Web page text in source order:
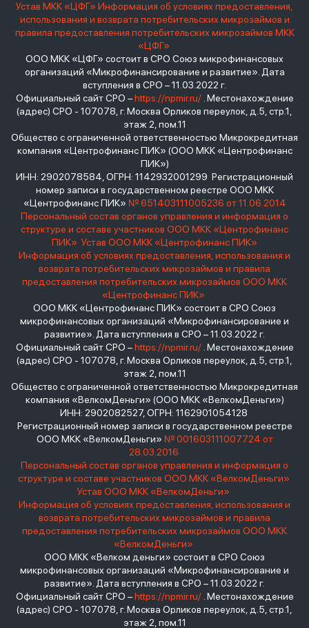
Устав МКК «ЦФГ» Информация об условиях предоставления,
использования и возврата потребительских микрозаймов и
правила предоставления потребительских микрозаймов МКК
«ЦФГ»
ООО МКК «ЦФГ» состоит в СРО Союз микрофинансовых
организаций «Микрофинансирование и развитие». Дата
вступления в СРО – 11.03.2022 г.
Официальный сайт СРО –https://npmir.ru/. Местонахождение
(адрес) СРО - 107078, г. Москва Орликов переулок, д.5, стр.1,
этаж 2, пом.11
Общество с ограниченной ответственностью Микрокредитная
компания «Центрофинанс ПИК» (ООО МКК «Центрофинанс
ПИК»)
ИНН: 2902078584, ОГРН: 1142932001299 Регистрационный
номер записи в государственном реестре ООО МКК
«Центрофинанс ПИК» № 651403111005236 от 11.06.2014
Персональный состав органов управления и информация о
структуре и составе участников ООО МКК «Центрофинанс
ПИК» Устав ООО МКК «Центрофинанс ПИК»
Информация об условиях предоставления, использования и
возврата потребительских микрозаймов и правила
предоставления потребительских микрозаймов ООО МКК
«Центрофинанс ПИК»
ООО МКК «Центрофинанс ПИК» состоит в СРО Союз
микрофинансовых организаций «Микрофинансирование и
развитие». Дата вступления в СРО – 11.03.2022 г.
Официальный сайт СРО –https://npmir.ru/. Местонахождение
(адрес) СРО - 107078, г. Москва Орликов переулок, д.5, стр.1,
этаж 2, пом.11
Общество с ограниченной ответственностью Микрокредитная
компания «ВелкомДеньги» (ООО МКК «ВелкомДеньги»)
ИНН: 2902082527, ОГРН: 1162901054128
Регистрационный номер записи в государственном реестре
ООО МКК «ВелкомДеньги» № 001603111007724 от
28.03.2016
Персональный состав органов управления и информация о
структуре и составе участников ООО МКК «ВелкомДеньги»
Устав ООО МКК «ВелкомДеньги»
Информация об условиях предоставления, использования и
возврата потребительских микрозаймов и правила
предоставления потребительских микрозаймов ООО МКК
«ВелкомДеньги»
ООО МКК «Велком деньги» состоит в СРО Союз
микрофинансовых организаций «Микрофинансирование и
развитие». Дата вступления в СРО – 11.03.2022 г.
Официальный сайт СРО –https://npmir.ru/. Местонахождение
(адрес) СРО - 107078, г. Москва Орликов переулок, д.5, стр.1,
этаж 2, пом.11